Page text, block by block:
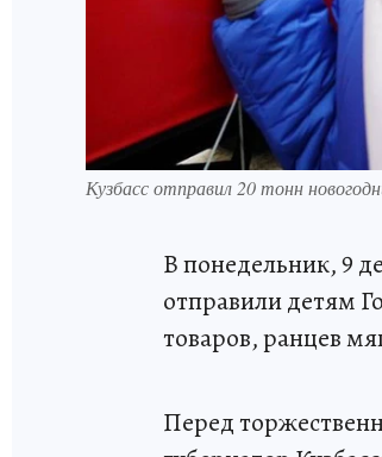
Кузбасс отправил 20 тонн
В понедельник, 9
отправили детям
товаров, ранцев
Перед